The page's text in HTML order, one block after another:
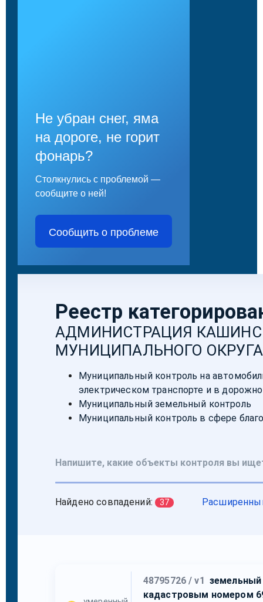
Не убран снег, яма
на дороге, не горит
фонарь?
Столкнулись с проблемой —
сообщите о ней!
Сообщить о проблеме